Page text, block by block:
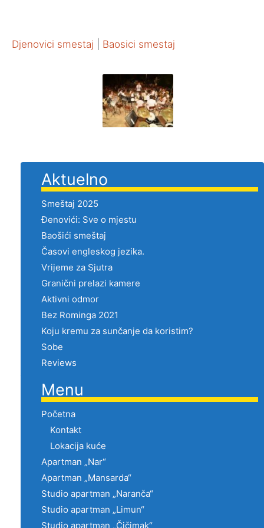
Djenovici smestaj Baosici smestaj
Aktuelno
Smeštaj 2025
Đenovići: Sve o mjestu
Baošići smeštaj
Časovi engleskog jezika.
Vrijeme za Sjutra
Granični prelazi kamere
Aktivni odmor
Bez Rominga 2021
Koju kremu za sunčanje da koristim?
Sobe
Reviews
Menu
Početna
Kontakt
Lokacija kuće
Apartman „Nar“
Apartman „Mansarda“
Studio apartman „Naranča“
Studio apartman „Limun“
Studio apartman „Čičimak“